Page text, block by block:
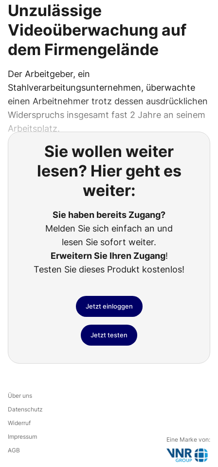
Unzulässige
Videoüberwachung auf
dem Firmengelände
Der Arbeitgeber, ein
Stahlverarbeitungsunternehmen, überwachte
einen Arbeitnehmer trotz dessen ausdrücklichen
Widerspruchs insgesamt fast 2 Jahre an seinem
Arbeitsplatz.
Sie wollen weiter
lesen? Hier geht es
weiter:
Sie haben bereits Zugang?
Melden Sie sich einfach an und
lesen Sie sofort weiter.
Erweitern Sie Ihren Zugang!
Testen Sie dieses Produkt kostenlos!
Jetzt einloggen
Jetzt testen
Über uns
Datenschutz
Widerruf
Impressum
AGB
Eine Marke von: